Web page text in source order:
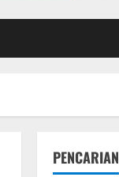
PENCARIAN